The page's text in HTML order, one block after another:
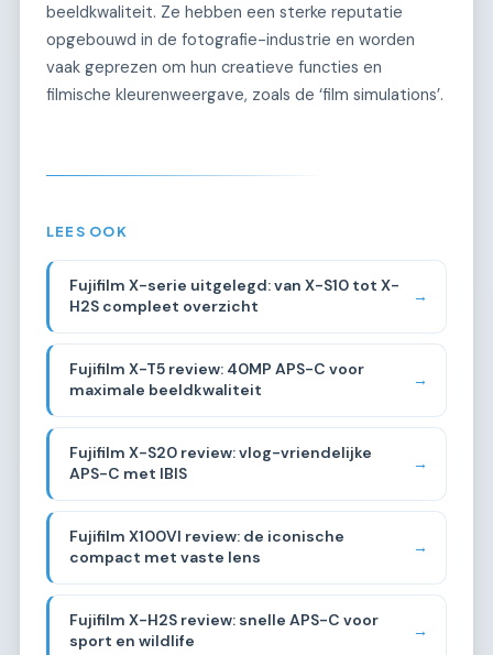
beeldkwaliteit. Ze hebben een sterke reputatie
opgebouwd in de fotografie-industrie en worden
vaak geprezen om hun creatieve functies en
filmische kleurenweergave, zoals de ‘film simulations’.
LEES OOK
Fujifilm X-serie uitgelegd: van X-S10 tot X-
H2S compleet overzicht
→
Fujifilm X-T5 review: 40MP APS-C voor
maximale beeldkwaliteit
→
Fujifilm X-S20 review: vlog-vriendelijke
APS-C met IBIS
→
Fujifilm X100VI review: de iconische
compact met vaste lens
→
Fujifilm X-H2S review: snelle APS-C voor
sport en wildlife
→